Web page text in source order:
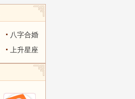
八字合婚
上升星座